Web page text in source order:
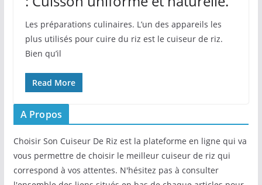
Les préparations culinaires. L’un des appareils les
plus utilisés​ pour cuire du riz est le cuiseur‍ de riz.
Bien qu’il
Read More
A Propos
Choisir Son Cuiseur De Riz est la plateforme en ligne qui va
vous permettre de choisir le meilleur cuiseur de riz qui
correspond à vos attentes. N'hésitez pas à consulter